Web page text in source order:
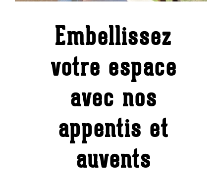
Embellissez
votre espace
avec nos
appentis et
auvents